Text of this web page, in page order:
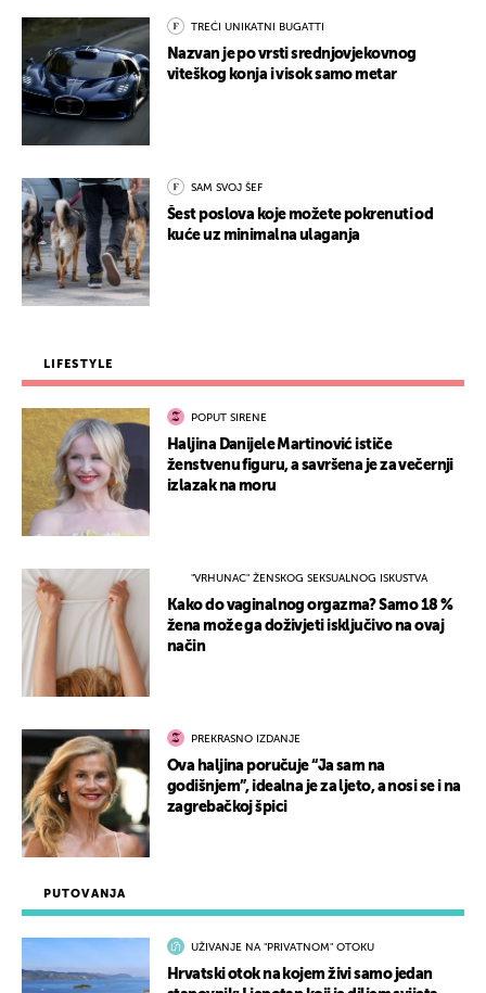
PUTOVANJA
UŽIVANJE NA "PRIVATNOM" OTOKU
Hrvatski otok na kojem živi samo jedan
TREĆI UNIKATNI BUGATTI
Nazvan je po vrsti srednjovjekovnog
viteškog konja i visok samo metar
SAM SVOJ ŠEF
Šest poslova koje možete pokrenuti od
kuće uz minimalna ulaganja
LIFESTYLE
POPUT SIRENE
Haljina Danijele Martinović ističe
ženstvenu figuru, a savršena je za večernji
izlazak na moru
"VRHUNAC" ŽENSKOG SEKSUALNOG ISKUSTVA
Kako do vaginalnog orgazma? Samo 18 %
žena može ga doživjeti isključivo na ovaj
način
PREKRASNO IZDANJE
Ova haljina poručuje “Ja sam na
godišnjem”, idealna je za ljeto, a nosi se i na
zagrebačkoj špici